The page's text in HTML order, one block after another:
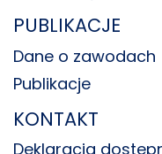
PUBLIKACJE
Dane o zawodach
Publikacje
KONTAKT
Deklaracja